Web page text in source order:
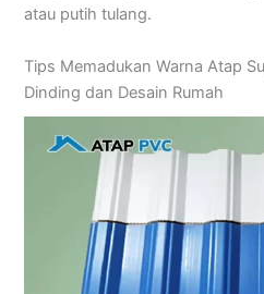
atau putih tulang.
Tips Memadukan Warna Atap
Dinding dan Desain Rumah